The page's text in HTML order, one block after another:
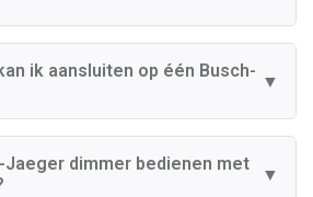
ik aansluiten op één Busch- ▼
Jaeger dimmer bedienen met
▼